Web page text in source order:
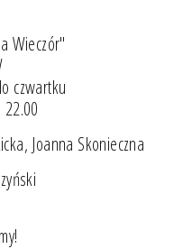
Wieczór"
czwartku
Joanna Skonieczna